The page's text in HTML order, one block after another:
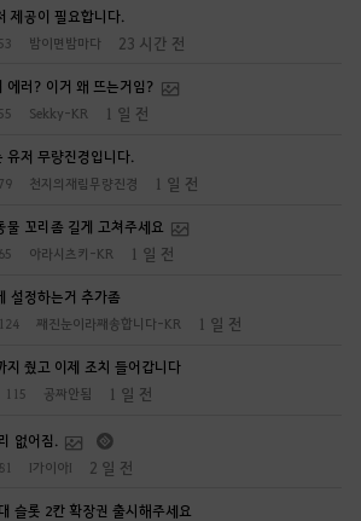
제공이 필요합니다.
53 밤이면밤마다 23 시간 전
에러? 이거 왜 뜨는거임?
55 Sekky-KR 1 일 전
유저 무량진경입니다.
79 천지의재림무량진경 1 일 전
물 꼬리좀 길게 고쳐주세요
65 아라시츠키-KR 1 일 전
설정하는거 추가좀
124 째진눈이라째송합니다-KR 1 일 전
지 줬고 이제 조치 들어갑니다
115 공짜안됨 1 일 전
없어짐.
81 I가이아I 2 일 전
슬롯 2칸 확장권 출시해주세요